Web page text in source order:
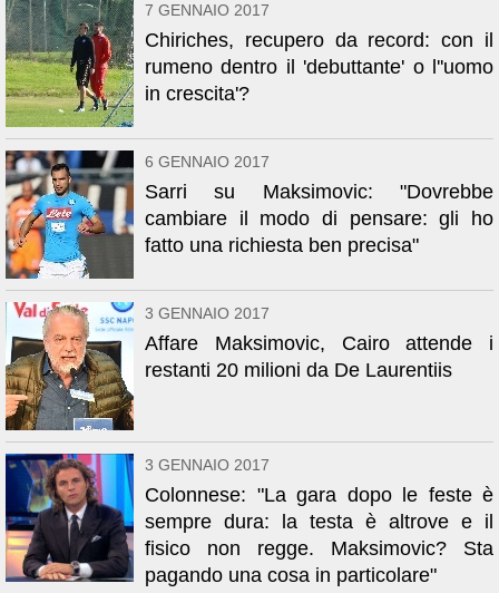
7 GENNAIO 2017
Chiriches, recupero da record: con il
rumeno dentro il 'debuttante' o l''uomo
in crescita'?
6 GENNAIO 2017
Sarri su Maksimovic: "Dovrebbe
cambiare il modo di pensare: gli ho
fatto una richiesta ben precisa"
3 GENNAIO 2017
Affare Maksimovic, Cairo attende i
restanti 20 milioni da De Laurentiis
3 GENNAIO 2017
Colonnese: "La gara dopo le feste è
sempre dura: la testa è altrove e il
fisico non regge. Maksimovic? Sta
pagando una cosa in particolare"